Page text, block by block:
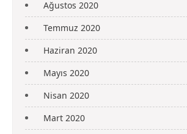
Ağustos 2020
Temmuz 2020
Haziran 2020
Mayıs 2020
Nisan 2020
Mart 2020